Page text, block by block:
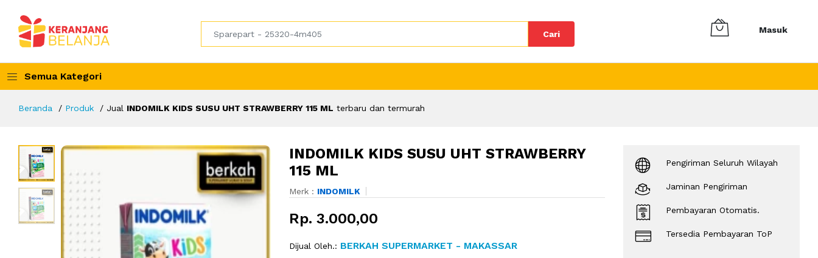
Cari Masuk
Semua Kategori
Beranda Produk Jual INDOMILK KIDS SUSU UHT STRAWBERRY 115 ML terbaru dan termurah
INDOMILK KIDS SUSU UHT STRAWBERRY
115 ML
Merk : INDOMILK
Rp. 3.000,00
Dijual Oleh.: BERKAH SUPERMARKET - MAKASSAR
Pengiriman Seluruh Wilayah
Jaminan Pengiriman
Pembayaran Otomatis.
Tersedia Pembayaran ToP